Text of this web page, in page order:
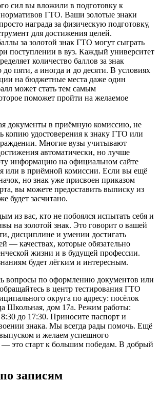
сил вы вложили в подготовку к
нормативов ГТО. Ваши золотые знаки
награда за физическую подготовку,
для достижения целей.
за золотой знак ГТО могут сыграть
поступлении в вуз. Каждый университет
количество баллов за знак
до пяти, а иногда и до десяти. В условиях
на бюджетные места даже один
может стать тем самым
поможет пройти на желаемое
документы в приёмную комиссию, не
копию удостоверения к знаку ГТО или
Многие вузы учитывают
автоматически, но лучше
информацию на официальном сайте
или в приёмной комиссии. Если вы ещё
но знак уже присвоен приказом
вы можете предоставить выписку из
будет засчитано.
из вас, кто не побоялся испытать себя и
на золотой знак. Это говорит о вашей
дисциплине и умении достигать
— качествах, которые обязательно
жизни и в будущей профессии.
будет лёгким и интересным.
вопросы по оформлению документов или
в центр тестирования ГТО
округа по адресу: посёлок
Школьная, дом 17а. Режим работы:
до 17:30. Приносите паспорт и
знака. Мы всегда рады помочь. Ещё
и желаем успешного
это старт к большим победам. В добрый
записям